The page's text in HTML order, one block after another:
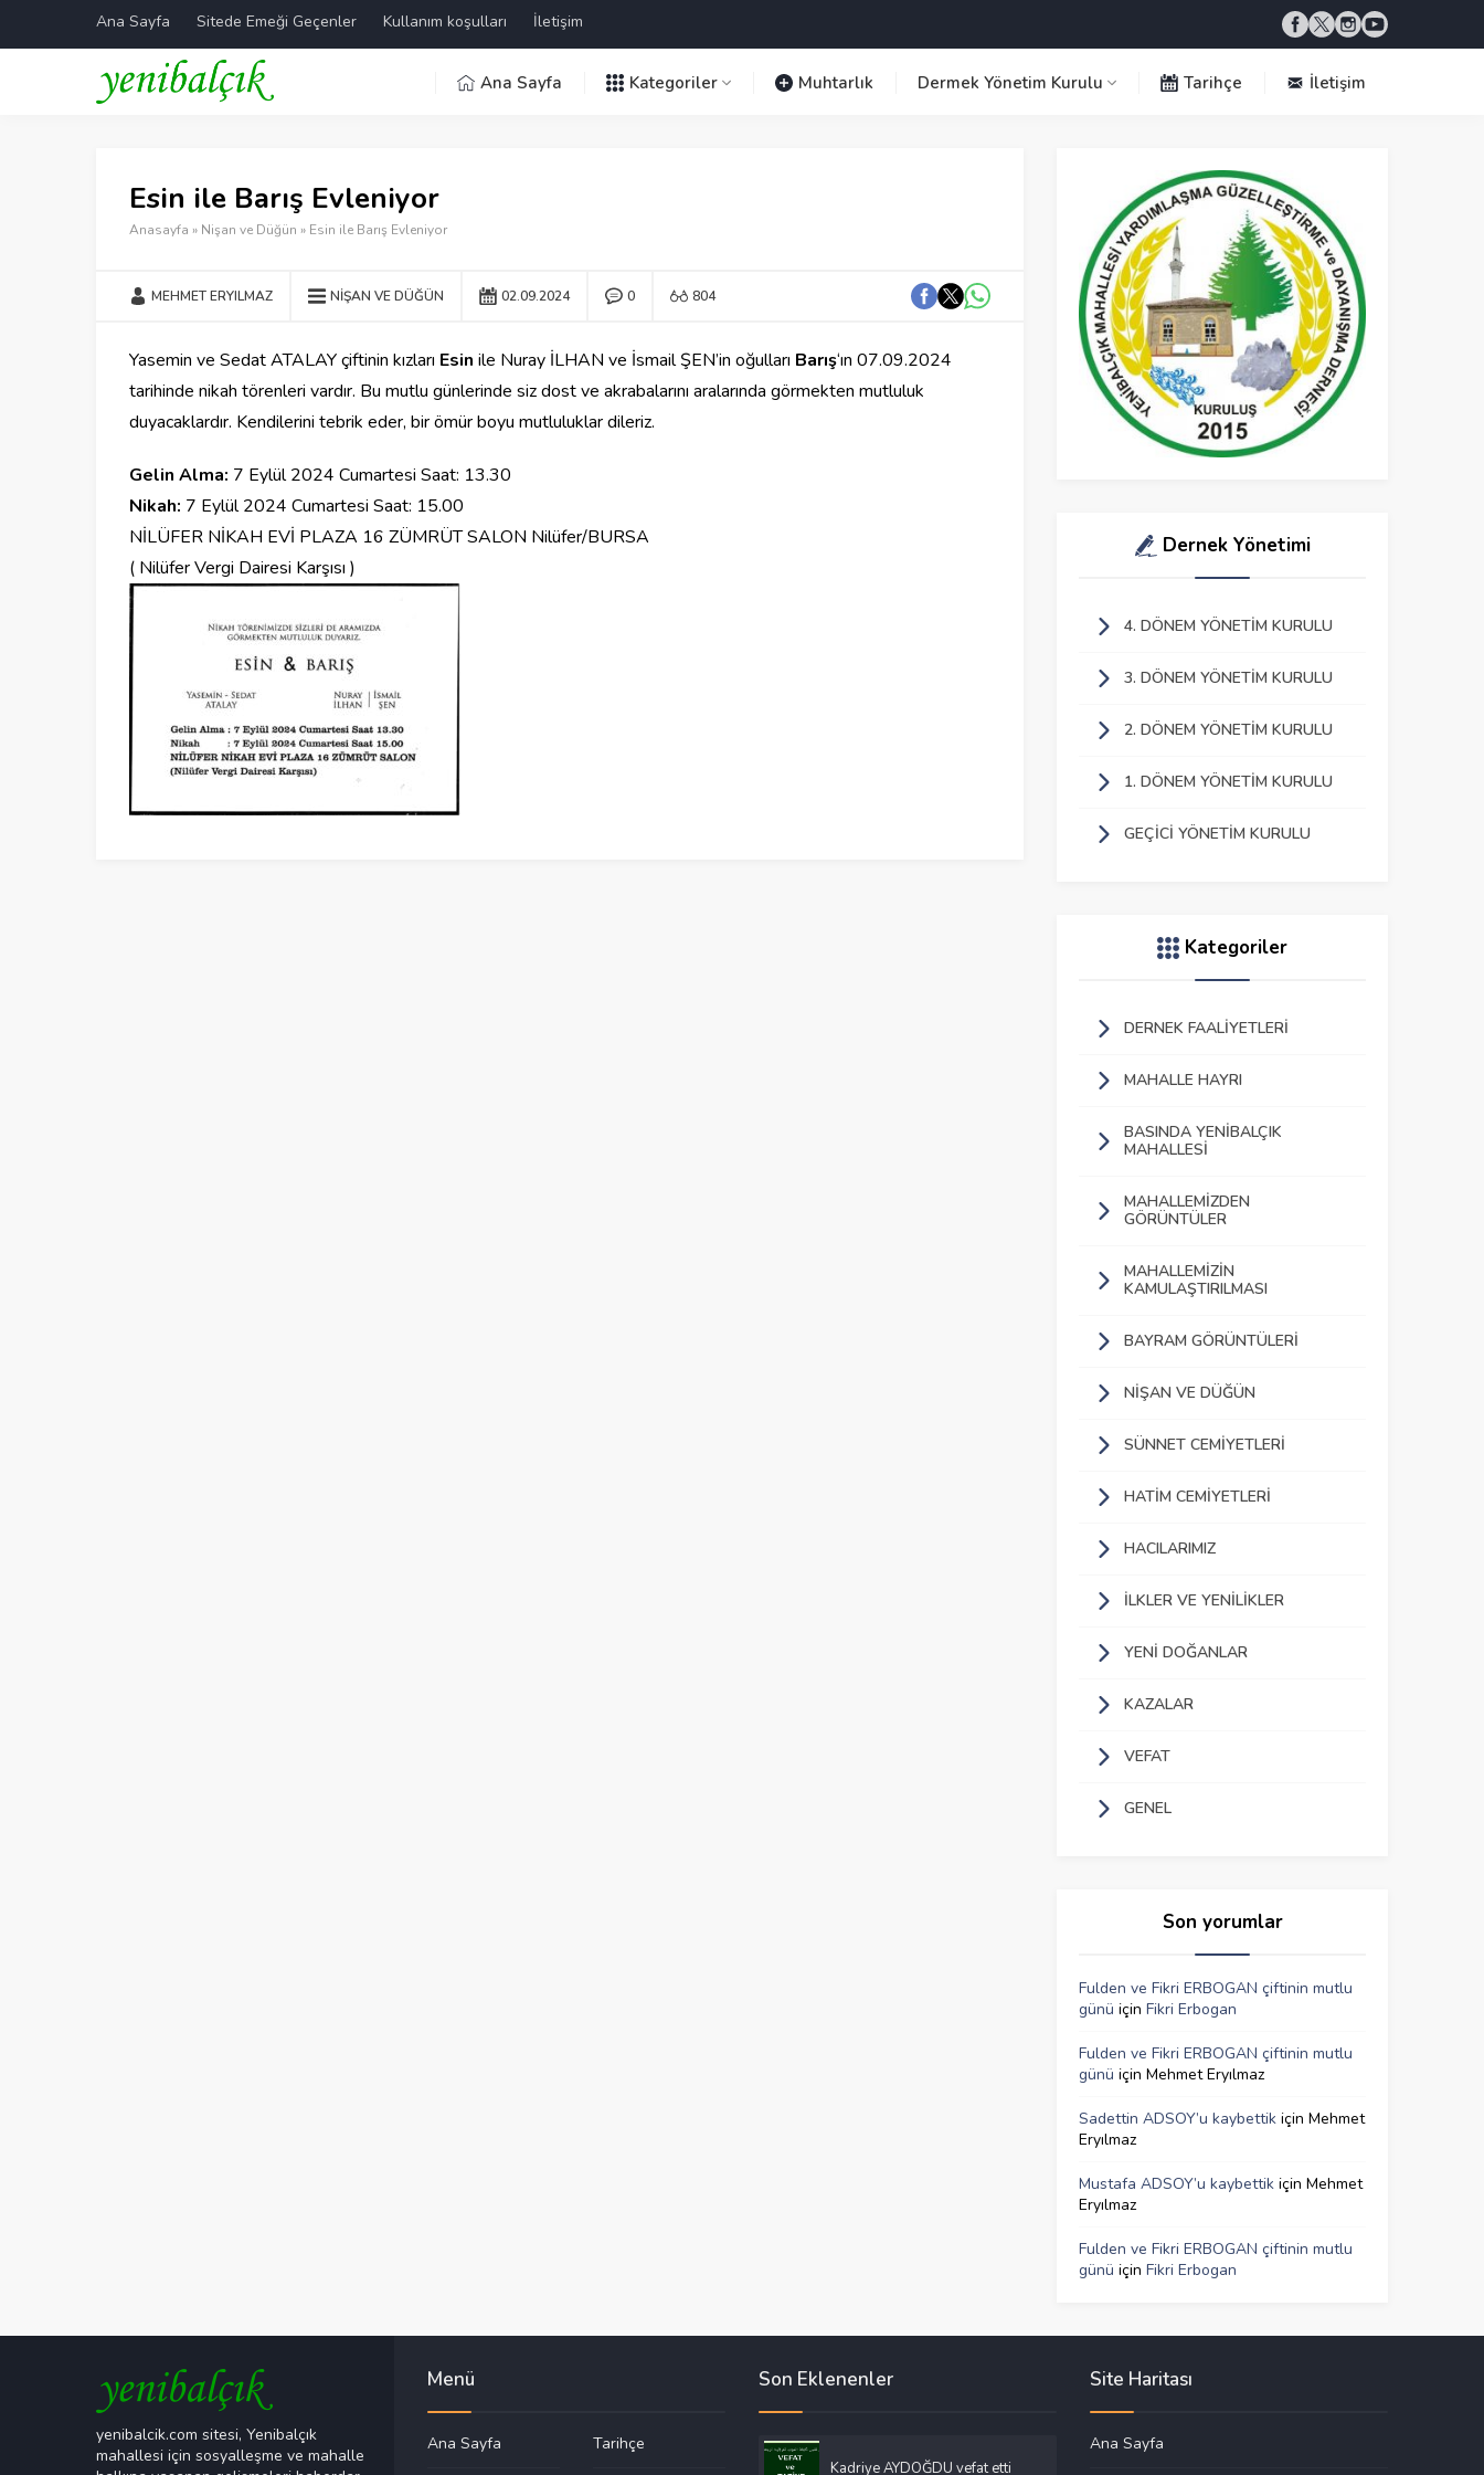
Ana Sayfa Sitede Emeği Geçenler Kullanım koşulları İletişim
Ana Sayfa Kategoriler Muhtarlık Dermek Yönetim Kurulu Tarihçe İletişim
Esin ile Barış Evleniyor
Anasayfa » Nişan ve Düğün » Esin ile Barış Evleniyor
MEHMET ERYILMAZ NIŞAN VE DÜĞÜN 02.09.2024 0 804
Yasemin ve Sedat ATALAY çiftinin kızları Esin ile Nuray İLHAN ve İsmail ŞEN’in oğulları Barış‘ın 07.09.2024
tarihinde nikah törenleri vardır. Bu mutlu günlerinde siz dost ve akrabalarını aralarında görmekten mutluluk
duyacaklardır. Kendilerini tebrik eder, bir ömür boyu mutluluklar dileriz.
Gelin Alma: 7 Eylül 2024 Cumartesi Saat: 13.30
Nikah: 7 Eylül 2024 Cumartesi Saat: 15.00
NİLÜFER NİKAH EVİ PLAZA 16 ZÜMRÜT SALON Nilüfer/BURSA
( Nilüfer Vergi Dairesi Karşısı )
Dernek Yönetimi
4. DÖNEM YÖNETIM KURULU
3. DÖNEM YÖNETIM KURULU
2. DÖNEM YÖNETIM KURULU
1. DÖNEM YÖNETIM KURULU
GEÇICI YÖNETIM KURULU
Kategoriler
DERNEK FAALIYETLERI
MAHALLE HAYRI
BASINDA YENIBALÇIK
MAHALLESI
MAHALLEMIZDEN
GÖRÜNTÜLER
MAHALLEMIZIN
KAMULAŞTIRILMASI
BAYRAM GÖRÜNTÜLERI
NIŞAN VE DÜĞÜN
SÜNNET CEMIYETLERI
HATIM CEMIYETLERI
HACILARIMIZ
İLKLER VE YENILIKLER
YENI DOĞANLAR
KAZALAR
VEFAT
GENEL
Son yorumlar
Fulden ve Fikri ERBOGAN çiftinin mutlu
günü için Fikri Erbogan
Fulden ve Fikri ERBOGAN çiftinin mutlu
günü için Mehmet Eryılmaz
Sadettin ADSOY’u kaybettik için Mehmet
Eryılmaz
Mustafa ADSOY’u kaybettik için Mehmet
Eryılmaz
Fulden ve Fikri ERBOGAN çiftinin mutlu
günü için Fikri Erbogan
yenibalcik.com sitesi, Yenibalçık
mahallesi için sosyalleşme ve mahalle
Menü
Ana Sayfa Tarihçe
Son Eklenenler
Kadriye AYDOĞDU vefat etti
Site Haritası
Ana Sayfa